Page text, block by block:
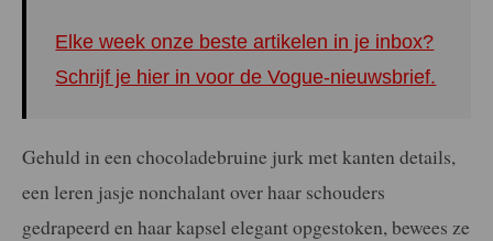
Elke week onze beste artikelen in je inbox?
Schrijf je hier in voor de Vogue-nieuwsbrief.
Gehuld in een chocoladebruine jurk met kanten details,
een leren jasje nonchalant over haar schouders
gedrapeerd en haar kapsel elegant opgestoken, bewees ze